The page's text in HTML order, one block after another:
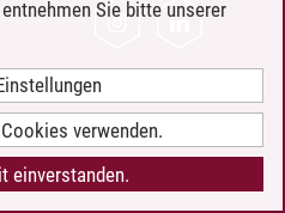
Sie bitte unserer
verwenden.
einverstanden.